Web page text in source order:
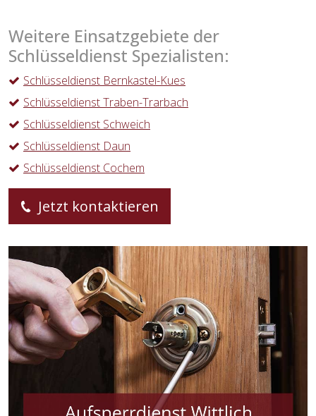
Weitere Einsatzgebiete der
Schlüsseldienst Spezialisten:
Schlüsseldienst Bernkastel-Kues
Schlüsseldienst Traben-Trarbach
Schlüsseldienst Schweich
Schlüsseldienst Daun
Schlüsseldienst Cochem
Jetzt kontaktieren